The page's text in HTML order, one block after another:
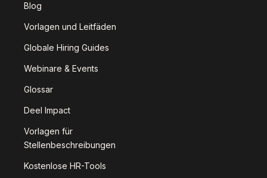
Blog
Vorlagen und Leitfäden
Globale Hiring Guides
Webinare & Events
Glossar
Deel Impact
Vorlagen für
Stellenbeschreibungen
Kostenlose HR-Tools